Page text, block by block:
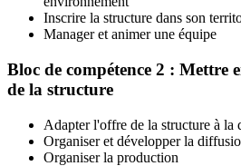
Inscrire la structure dans son
Manager et animer une équipe
Bloc de compétence 2 : Mettre
de la structure
Adapter l'offre de la structure à la
Organiser et développer la
Organiser la production